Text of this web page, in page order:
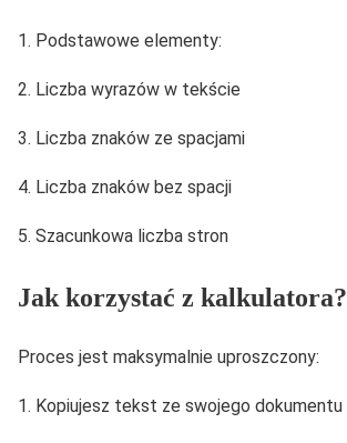
Podstawowe elementy:
Liczba wyrazów w tekście
Liczba znaków ze spacjami
Liczba znaków bez spacji
Szacunkowa liczba stron
Jak korzystać z kalkulatora?
Proces jest maksymalnie uproszczony:
Kopiujesz tekst ze swojego dokumentu